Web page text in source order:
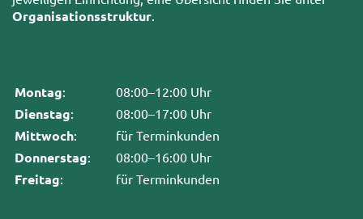
Organisationsstruktur.
Montag: 08:00–12:00 Uhr
Dienstag: 08:00–17:00 Uhr
Mittwoch: für Terminkunden
Donnerstag: 08:00–16:00 Uhr
Freitag: für Terminkunden